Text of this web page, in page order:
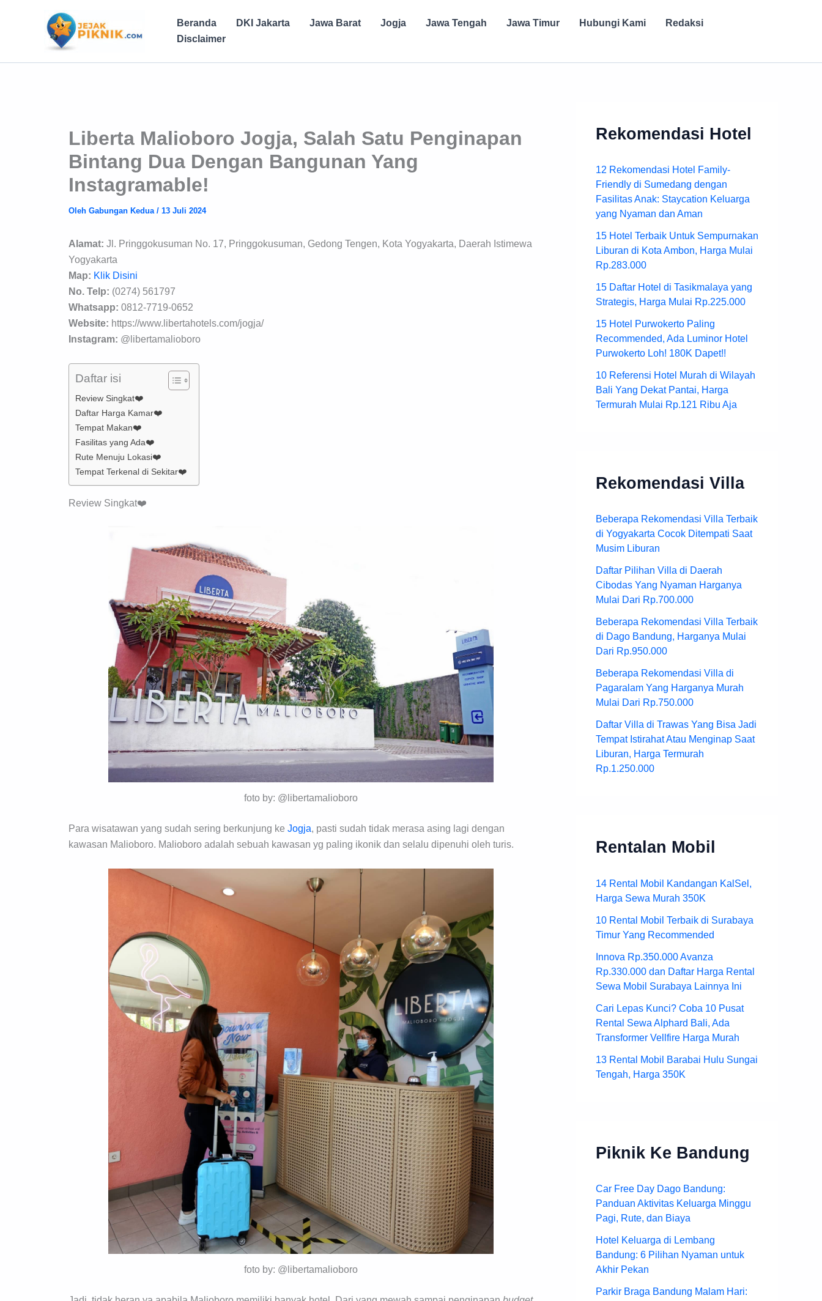
Beranda DKI Jakarta Jawa Barat Jogja Jawa Tengah Jawa Timur Hubungi Kami
Redaksi
Disclaimer
Liberta Malioboro Jogja, Salah Satu Penginapan
Bintang Dua Dengan Bangunan Yang
Instagramable!
Oleh Gabungan Kedua / 13 Juli 2024
Alamat: Jl. Pringgokusuman No. 17, Pringgokusuman, Gedong Tengen, Kota Yogyakarta, Daerah Istimewa
Yogyakarta
Map: Klik Disini
No. Telp: (0274) 561797
Whatsapp: 0812-7719-0652
Website: https://www.libertahotels.com/jogja/
Instagram: @libertamalioboro
Daftar isi
Review Singkat❤️
Daftar Harga Kamar❤️
Tempat Makan❤️
Fasilitas yang Ada❤️
Rute Menuju Lokasi❤️
Tempat Terkenal di Sekitar❤️
Review Singkat❤️
foto by: @libertamalioboro
Para wisatawan yang sudah sering berkunjung ke Jogja, pasti sudah tidak merasa asing lagi dengan
kawasan Malioboro. Malioboro adalah sebuah kawasan yg paling ikonik dan selalu dipenuhi oleh turis.
foto by: @libertamalioboro
Rekomendasi Hotel
12 Rekomendasi Hotel Family-
Friendly di Sumedang dengan
Fasilitas Anak: Staycation Keluarga
yang Nyaman dan Aman
15 Hotel Terbaik Untuk Sempurnakan
Liburan di Kota Ambon, Harga Mulai
Rp.283.000
15 Daftar Hotel di Tasikmalaya yang
Strategis, Harga Mulai Rp.225.000
15 Hotel Purwokerto Paling
Recommended, Ada Luminor Hotel
Purwokerto Loh! 180K Dapet!!
10 Referensi Hotel Murah di Wilayah
Bali Yang Dekat Pantai, Harga
Termurah Mulai Rp.121 Ribu Aja
Rekomendasi Villa
Beberapa Rekomendasi Villa Terbaik
di Yogyakarta Cocok Ditempati Saat
Musim Liburan
Daftar Pilihan Villa di Daerah
Cibodas Yang Nyaman Harganya
Mulai Dari Rp.700.000
Beberapa Rekomendasi Villa Terbaik
di Dago Bandung, Harganya Mulai
Dari Rp.950.000
Beberapa Rekomendasi Villa di
Pagaralam Yang Harganya Murah
Mulai Dari Rp.750.000
Daftar Villa di Trawas Yang Bisa Jadi
Tempat Istirahat Atau Menginap Saat
Liburan, Harga Termurah
Rp.1.250.000
Rentalan Mobil
14 Rental Mobil Kandangan KalSel,
Harga Sewa Murah 350K
10 Rental Mobil Terbaik di Surabaya
Timur Yang Recommended
Innova Rp.350.000 Avanza
Rp.330.000 dan Daftar Harga Rental
Sewa Mobil Surabaya Lainnya Ini
Cari Lepas Kunci? Coba 10 Pusat
Rental Sewa Alphard Bali, Ada
Transformer Vellfire Harga Murah
13 Rental Mobil Barabai Hulu Sungai
Tengah, Harga 350K
Piknik Ke Bandung
Car Free Day Dago Bandung:
Panduan Aktivitas Keluarga Minggu
Pagi, Rute, dan Biaya
Hotel Keluarga di Lembang
Bandung: 6 Pilihan Nyaman untuk
Akhir Pekan
Parkir Braga Bandung Malam Hari: